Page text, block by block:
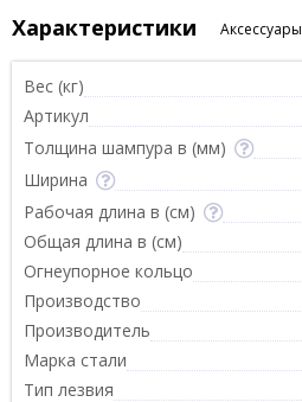
Характеристики Аксессуары
Вес (кг)
Артикул
Толщина шампура в (мм)
Ширина
Рабочая длина в (см)
Общая длина в (см)
Огнеупорное кольцо
Производство
Производитель
Марка стали
Тип лезвия